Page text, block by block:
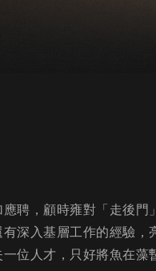
聘，顧時雍對「走後
深入基層工作的經驗
位人才，只好將魚在藻